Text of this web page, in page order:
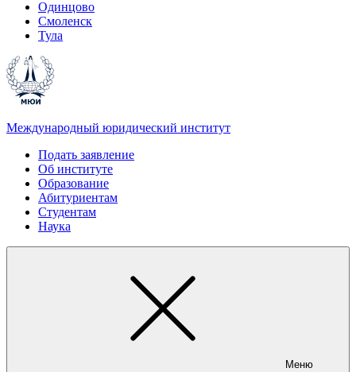
Одинцово
Смоленск
Тула
Международный юридический институт
Подать заявление
Об институте
Образование
Абитуриентам
Студентам
Наука
Меню